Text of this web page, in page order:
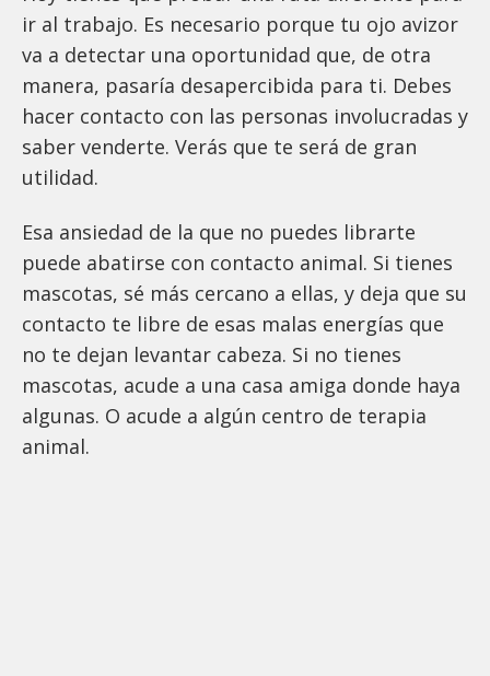
ir al trabajo. Es necesario porque tu ojo avizor
va a detectar una oportunidad que, de otra
manera, pasaría desapercibida para ti. Debes
hacer contacto con las personas involucradas y
saber venderte. Verás que te será de gran
utilidad.
Esa ansiedad de la que no puedes librarte
puede abatirse con contacto animal. Si tienes
mascotas, sé más cercano a ellas, y deja que su
contacto te libre de esas malas energías que
no te dejan levantar cabeza. Si no tienes
mascotas, acude a una casa amiga donde haya
algunas. O acude a algún centro de terapia
animal.